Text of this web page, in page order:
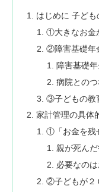
はじめに 子ど
①大きなお金
②障害基礎年
障害基礎
病院とのつ
③子どもの教
家計管理の具体
①「お金を残
親が死ん
必要なの
②子どもが２